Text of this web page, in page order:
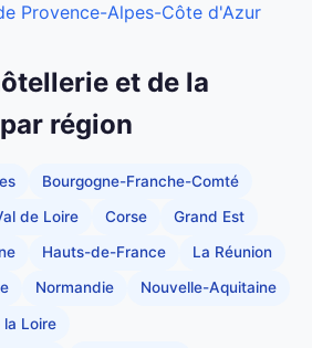
Provence-Alpes-Côte d'Azur
et de la
région
Bourgogne-Franche-Comté
de Loire Corse Grand Est
Hauts-de-France La Réunion
Normandie Nouvelle-Aquitaine
la Loire